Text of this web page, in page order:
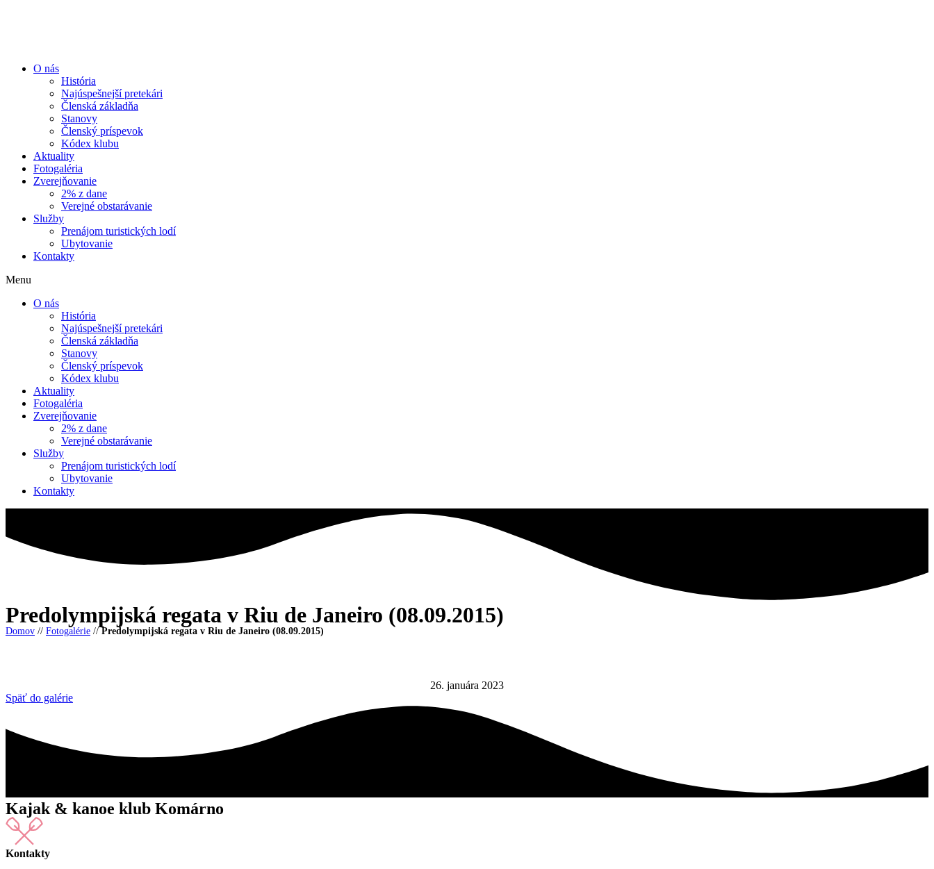
O nás
História
Najúspešnejší pretekári
Členská základňa
Stanovy
Členský príspevok
Kódex klubu
Aktuality
Fotogaléria
Zverejňovanie
2% z dane
Verejné obstarávanie
Služby
Prenájom turistických lodí
Ubytovanie
Kontakty
Menu
O nás
História
Najúspešnejší pretekári
Členská základňa
Stanovy
Členský príspevok
Kódex klubu
Aktuality
Fotogaléria
Zverejňovanie
2% z dane
Verejné obstarávanie
Služby
Prenájom turistických lodí
Ubytovanie
Kontakty
Predolympijská regata v Riu de Janeiro (08.09.2015)
Domov // Fotogalérie // Predolympijská regata v Riu de Janeiro (08.09.2015)
26. januára 2023
Späť do galérie
Kajak & kanoe klub Komárno
Kontakty